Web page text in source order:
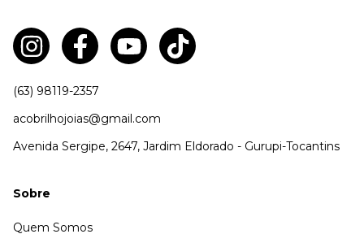
(63) 98119-2357
acobrilhojoias@gmail.com
Avenida Sergipe, 2647, Jardim Eldorado - Gurupi-Tocantins
Sobre
Quem Somos